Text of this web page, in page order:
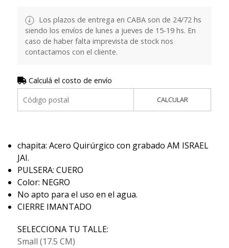
Los plazos de entrega en CABA son de 24/72 hs
siendo los envíos de lunes a jueves de 15-19 hs. En
caso de haber falta imprevista de stock nos
contactamos con el cliente.
Calculá el costo de envío
CALCULAR
chapita: Acero Quirúrgico con grabado AM ISRAEL
JAI.
PULSERA: CUERO
Color: NEGRO
No apto para el uso en el agua.
CIERRE IMANTADO
SELECCIONA TU TALLE:
Small (17.5 CM)